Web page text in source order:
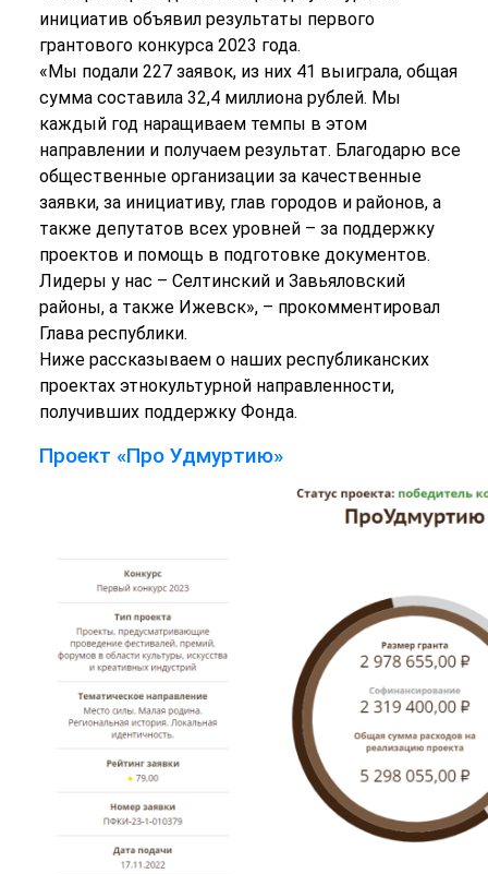
инициатив объявил результаты первого
грантового конкурса 2023 года.
«Мы подали 227 заявок, из них 41 выиграла, общая
сумма составила 32,4 миллиона рублей. Мы
каждый год наращиваем темпы в этом
направлении и получаем результат. Благодарю все
общественные организации за качественные
заявки, за инициативу, глав городов и районов, а
также депутатов всех уровней – за поддержку
проектов и помощь в подготовке документов.
Лидеры у нас – Селтинский и Завьяловский
районы, а также Ижевск», – прокомментировал
Глава республики.
Ниже рассказываем о наших республиканских
проектах этнокультурной направленности,
получивших поддержку Фонда.
Проект «Про Удмуртию»